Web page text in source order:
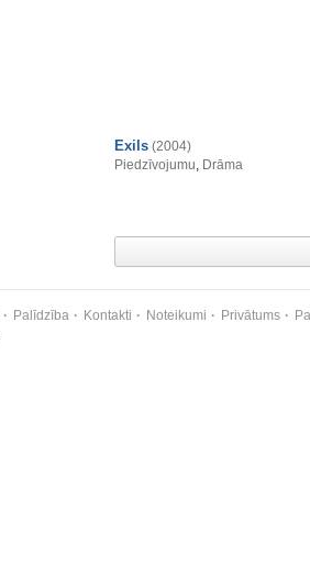
Exils (2004)
Piedzīvojumu, Drāma
Palīdzība Kontakti Noteikumi Privātums